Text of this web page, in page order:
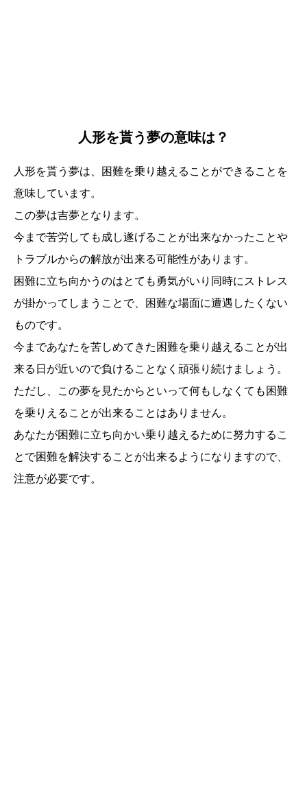
人形を貰う夢の意味は？
人形を貰う夢は、困難を乗り越えることができることを
意味しています。
この夢は吉夢となります。
今まで苦労しても成し遂げることが出来なかったことや
トラブルからの解放が出来る可能性があります。
困難に立ち向かうのはとても勇気がいり同時にストレス
が掛かってしまうことで、困難な場面に遭遇したくない
ものです。
今まであなたを苦しめてきた困難を乗り越えることが出
来る日が近いので負けることなく頑張り続けましょう。
ただし、この夢を見たからといって何もしなくても困難
を乗りえることが出来ることはありません。
あなたが困難に立ち向かい乗り越えるために努力するこ
とで困難を解決することが出来るようになりますので、
注意が必要です。